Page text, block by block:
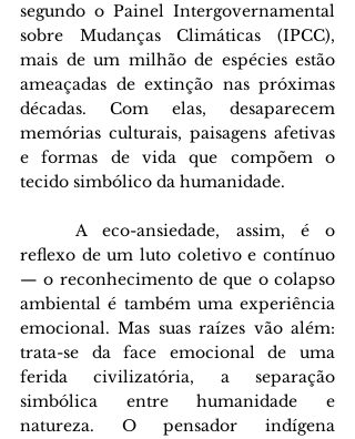
segundo o Painel Intergovernamental
sobre Mudanças Climáticas (IPCC),
mais de um milhão de espécies estão
ameaçadas de extinção nas próximas
décadas. Com elas, desaparecem
memórias culturais, paisagens afetivas
e formas de vida que compõem o
tecido simbólico da humanidade.
	A eco-ansiedade, assim, é o
reflexo de um luto coletivo e contínuo
— o reconhecimento de que o colapso
ambiental é também uma experiência
emocional. Mas suas raízes vão além:
trata-se da face emocional de uma
ferida civilizatória, a separação
simbólica entre humanidade e
natureza. O pensador indígena